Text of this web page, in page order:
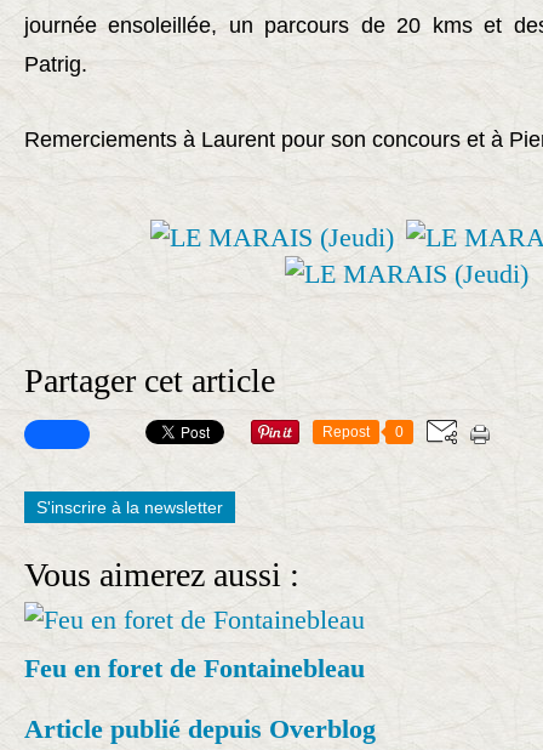
journée ensoleillée, un parcours de 20 kms et
Patrig.
Remerciements à Laurent pour son concours et à
Partager cet article
Repost 0
S'inscrire à la newsletter
Vous aimerez aussi :
Feu en foret de Fontainebleau
Article publié depuis Overblog